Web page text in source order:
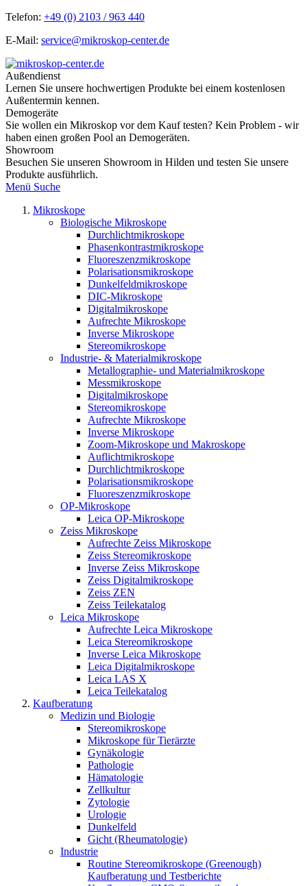
Telefon: +49 (0) 2103 / 963 440
E-Mail: service@mikroskop-center.de
Außendienst
Lernen Sie unsere hochwertigen Produkte bei einem kostenlosen
Außentermin kennen.
Demogeräte
Sie wollen ein Mikroskop vor dem Kauf testen? Kein Problem - wir
haben einen großen Pool an Demogeräten.
Showroom
Besuchen Sie unseren Showroom in Hilden und testen Sie unsere
Produkte ausführlich.
Menü Suche
Mikroskope
Biologische Mikroskope
Durchlichtmikroskope
Phasenkontrastmikroskope
Fluoreszenzmikroskope
Polarisationsmikroskope
Dunkelfeldmikroskope
DIC-Mikroskope
Digitalmikroskope
Aufrechte Mikroskope
Inverse Mikroskope
Stereomikroskope
Industrie- & Materialmikroskope
Metallographie- und Materialmikroskope
Messmikroskope
Digitalmikroskope
Stereomikroskope
Aufrechte Mikroskope
Inverse Mikroskope
Zoom-Mikroskope und Makroskope
Auflichtmikroskope
Durchlichtmikroskope
Polarisationsmikroskope
Fluoreszenzmikroskope
OP-Mikroskope
Leica OP-Mikroskope
Zeiss Mikroskope
Aufrechte Zeiss Mikroskope
Zeiss Stereomikroskope
Inverse Zeiss Mikroskope
Zeiss Digitalmikroskope
Zeiss ZEN
Zeiss Teilekatalog
Leica Mikroskope
Aufrechte Leica Mikroskope
Leica Stereomikroskope
Inverse Leica Mikroskope
Leica Digitalmikroskope
Leica LAS X
Leica Teilekatalog
Kaufberatung
Medizin und Biologie
Stereomikroskope
Mikroskope für Tierärzte
Gynäkologie
Pathologie
Hämatologie
Zellkultur
Zytologie
Urologie
Dunkelfeld
Gicht (Rheumatologie)
Industrie
Routine Stereomikroskope (Greenough)
Kaufberatung und Testberichte